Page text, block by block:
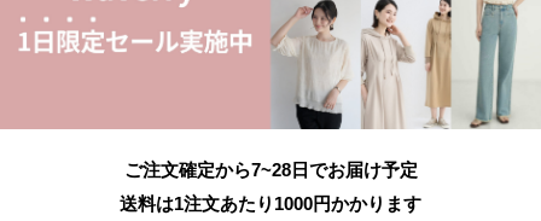
ご注文確定から7~28日でお届け予定
送料は1注文あたり 1000円かかります